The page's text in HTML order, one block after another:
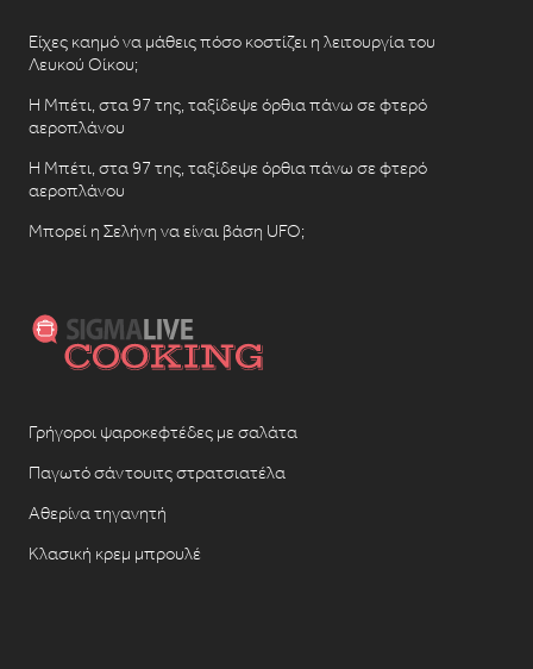
Είχες καημό να μάθεις πόσο κοστίζει η λειτουργία του
Λευκού Οίκου;
Η Μπέτι, στα 97 της, ταξίδεψε όρθια πάνω σε φτερό
αεροπλάνου
Η Μπέτι, στα 97 της, ταξίδεψε όρθια πάνω σε φτερό
αεροπλάνου
Μπορεί η Σελήνη να είναι βάση UFO;
Γρήγοροι ψαροκεφτέδες με σαλάτα
Παγωτό σάντουιτς στρατσιατέλα
Αθερίνα τηγανητή
Κλασική κρεμ μπρουλέ